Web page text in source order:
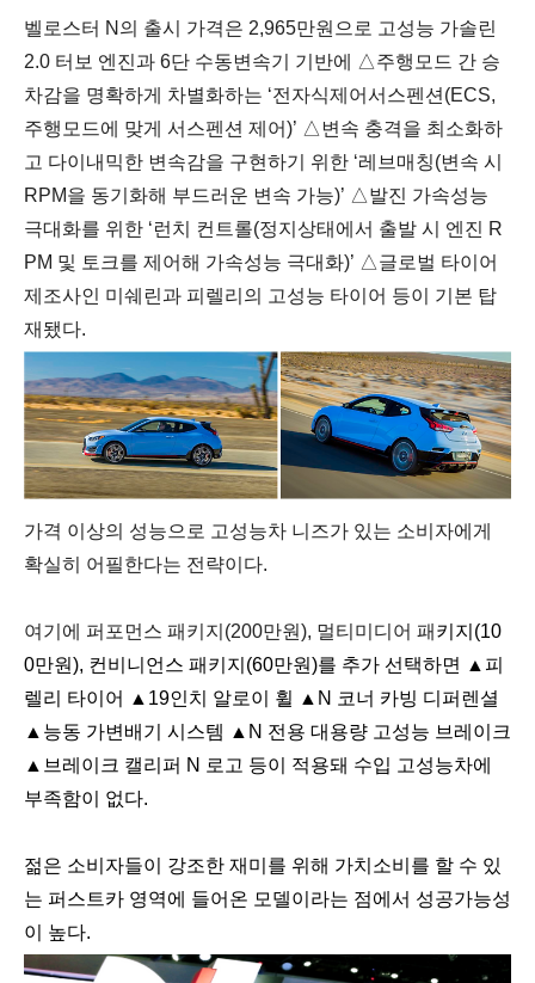
벨로스터 N의 출시 가격은 2,965만원으로 고성능 가솔린
2.0 터보 엔진과 6단 수동변속기 기반에
△주행모드 간 승
차감을 명확하게 차별화하는 ‘전자식제어서스펜션(ECS,
주행모드에 맞게 서스펜션 제어)’ △변속 충격을 최소화하
고 다이내믹한 변속감을 구현하기 위한 ‘레브매칭(변속 시
RPM을 동기화해 부드러운 변속 가능)’ △발진 가속성능
극대화를 위한 ‘런치 컨트롤(정지상태에서 출발 시 엔진 R
PM 및 토크를 제어해 가속성능 극대화)’ △글로벌 타이어
제조사인 미쉐린과 피렐리의 고성능 타이어 등이 기본 탑
재됐다.
가격 이상의 성능으로 고성능차 니즈가 있는 소비자에게
확실히 어필한다는 전략이다.
여기에 퍼포먼스 패키지(200만원), 멀티미디어 패 키지(10
0만원), 컨비니언스 패키지(60만원)를 추가 선택하면
▲피
렐리 타이어 ▲19인치 알로이 휠 ▲N 코너 카빙 디퍼렌셜
▲능동 가변배기 시스템 ▲N 전용 대용량 고성능 브레이크
▲브레이크 캘리퍼 N 로고 등이 적용돼 수입 고성능차에
부족함이 없다.
젊은 소비자들이 강조한 재미를 위해 가치소비를 할 수 있
는 퍼스트카 영역에 들어온 모델이라는 점에서 성공가능성
이 높다.